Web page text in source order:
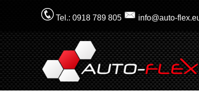
na
obsah
Tel.: 0918 789 805 info@auto-